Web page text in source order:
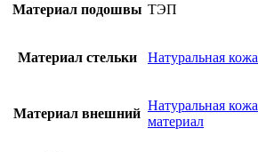
Материал подошвы ТЭП
Материал стельки Натуральная кожа
Материал внешний
Натуральная кожа
материал